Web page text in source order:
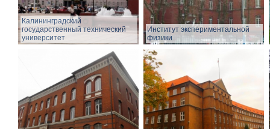
Калининградский
государственный технический
университет
Институт экспериментальной
физики